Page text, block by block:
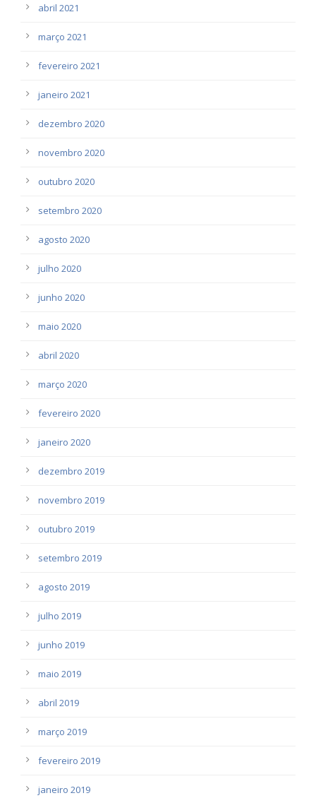
abril 2021
março 2021
fevereiro 2021
janeiro 2021
dezembro 2020
novembro 2020
outubro 2020
setembro 2020
agosto 2020
julho 2020
junho 2020
maio 2020
abril 2020
março 2020
fevereiro 2020
janeiro 2020
dezembro 2019
novembro 2019
outubro 2019
setembro 2019
agosto 2019
julho 2019
junho 2019
maio 2019
abril 2019
março 2019
fevereiro 2019
janeiro 2019